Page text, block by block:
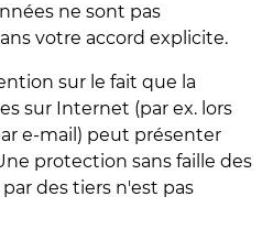
ne sont pas
votre accord explicite.
sur le fait que la
sur Internet (par ex. lors
e-mail) peut présenter
protection sans faille des
des tiers n'est pas